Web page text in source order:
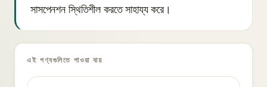
সাসপেনশন স্থিতিশীল করতে সাহায্য করে।
এই পণ্যগুলিতে পাওয়া যায়